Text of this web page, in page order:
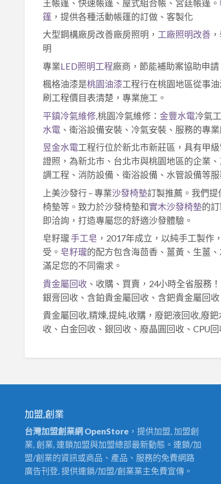
王帳篷、快速帳篷、屋式組合帳、宮廷帳篷。
篷，提供各種活動帳篷的訂做、客製化
大型鋼構廠房改善廠房照明， 工廠照明改善
明
專業LED照明工程廠商，節能補助案協助申
楓格油漆是桃園油漆工程行在桃園地區從事
刷工程價目表清楚，專業施工。
平鎮冷氣維修,桃園冷氣維修： 金豐水電冷氣
水電、衛浴設備安裝、冷氣安裝、服務的專業
昱金水電工程行位於新北市新莊區，具有甲
證照，為新北市、台北市與桃園地區的企業
調工程、消防設備、衛浴設備、水管設備等服
上美沙發行 – 專業沙發椅墊訂製推薦。我們
椅墊等。致力於沙發椅墊和實木沙發椅墊的
即洽詢，打造專屬您的舒適沙發體驗。
皂籽瓏手工皂 ，2017年成立，以純手工製作
受。 皂籽瓏的配方包含海茴香、薑黃、生薑
滿足您的不同需求。
貴金屬回收、收購、買賣，24小時全省服務
銀膏回收、含鉑貴金屬回收、含鈀貴金屬回
貴金屬回收,精煉,提純,收購，廢鈀液回收,廢鈀
收、白金回收、銀回收、廢晶圓回收、CPU回
加盟,創業
台灣加盟創業網 OpenStore ，提供加盟, 加盟創
業, 創業, 連鎖加盟與加盟總部最新動態。連鎖/加
盟/創業的資訊或商品、產品、服務的免費網路
廣告刊登, 提供連鎖/加盟/創業業主免費宣傳。